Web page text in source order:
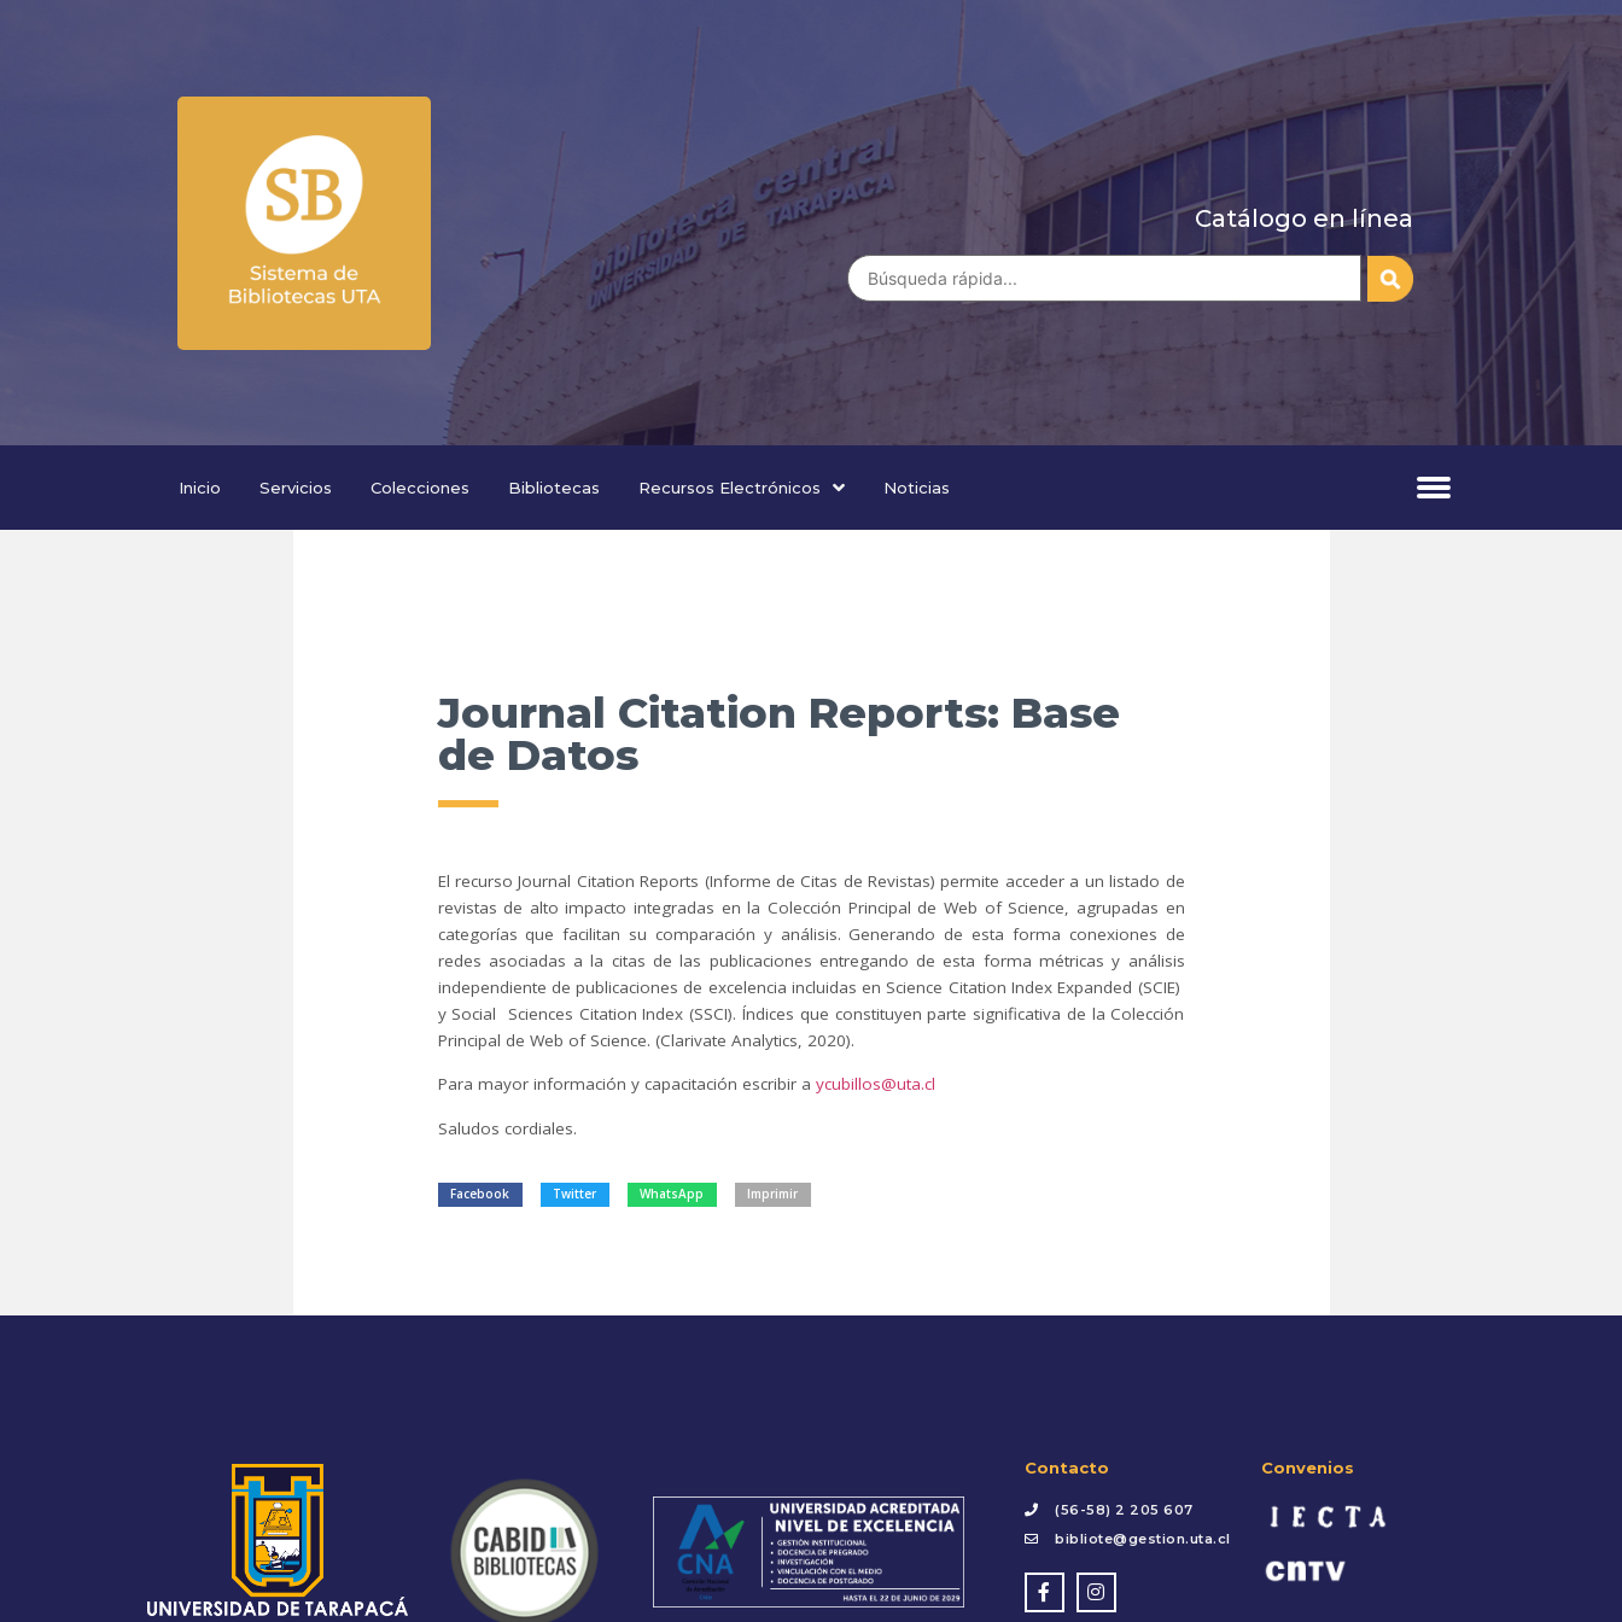
Catálogo en línea
Inicio Servicios Colecciones Bibliotecas Recursos Electrónicos Noticias
Journal Citation Reports: Base
de Datos
El recurso Journal Citation Reports (Informe de Citas de Revistas) permite acceder a un listado de
revistas de alto impacto integradas en la Colección Principal de Web of Science, agrupadas en
categorías que facilitan su comparación y análisis. Generando de esta forma conexiones de
redes asociadas a la citas de las publicaciones entregando de esta forma métricas y análisis
independiente de publicaciones de excelencia incluidas en Science Citation Index Expanded (SCIE)
y Social Sciences Citation Index (SSCI). Índices que constituyen parte significativa de la Colección
Principal de Web of Science. (Clarivate Analytics, 2020).
Para mayor información y capacitación escribir a ycubillos@uta.cl
Saludos cordiales.
Facebook Twitter WhatsApp Imprimir
Contacto
(56-58) 2 205 607
bibliote@gestion.uta.cl
Convenios